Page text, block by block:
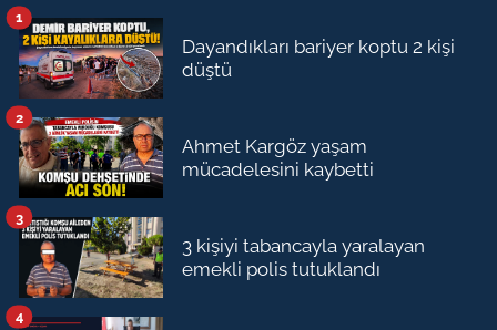
Dayandıkları bariyer koptu 2 kişi
düştü
1
Ahmet Kargöz yaşam
mücadelesini kaybetti
2
3 kişiyi tabancayla yaralayan
emekli polis tutuklandı
3
4